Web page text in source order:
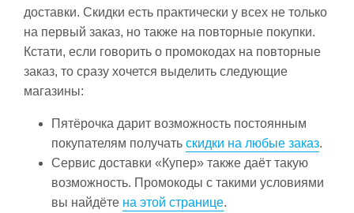
доставки. Скидки есть практически у всех не только
на первый заказ, но также на повторные покупки.
Кстати, если говорить о промокодах на повторные
заказ, то сразу хочется выделить следующие
магазины:
Пятёрочка дарит возможность постоянным
покупателям получать скидки на любые заказ.
Сервис доставки «Купер» также даёт такую
возможность. Промокоды с такими условиями
вы найдёте на этой странице.